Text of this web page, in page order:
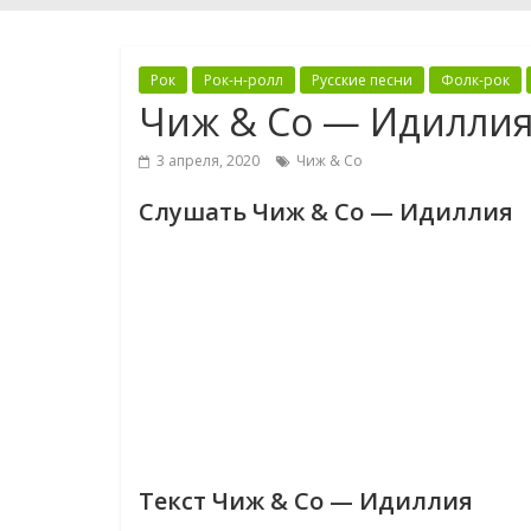
Рок Рок-н-ролл Русские песни Фолк-рок
Чиж & Co — Идиллия
3 апреля, 2020 Чиж & Co
Слушать Чиж & Co — Идиллия
Текст Чиж & Co — Идиллия